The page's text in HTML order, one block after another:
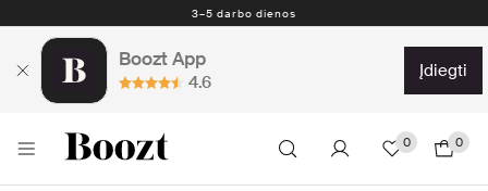
3–5 darbo dienos
Nemokamas grąžinimas per 30 dienų
Boozt App
4.6
įdiegti
0 0